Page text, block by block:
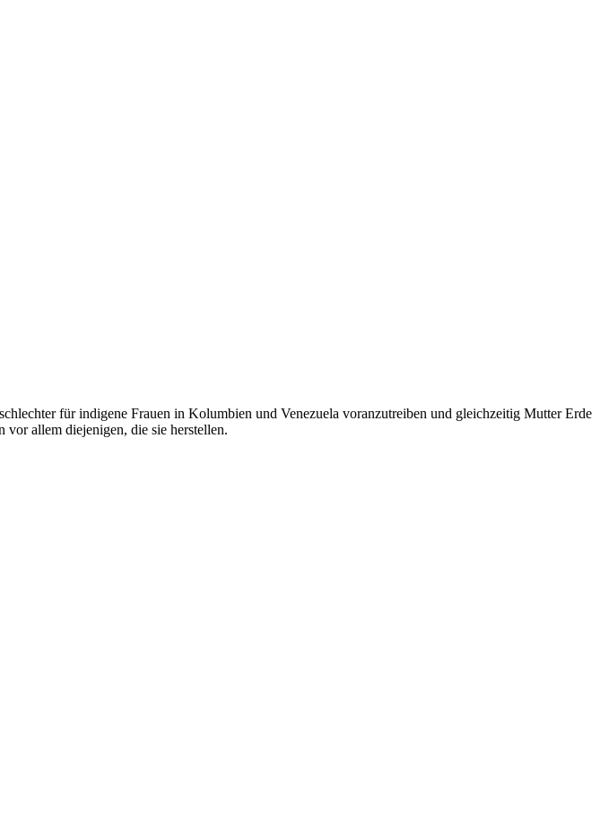
für indigene Frauen in Kolumbien und Venezuela voranzutreiben und gleichzeitig Mutter Erde
vor allem diejenigen, die sie herstellen.